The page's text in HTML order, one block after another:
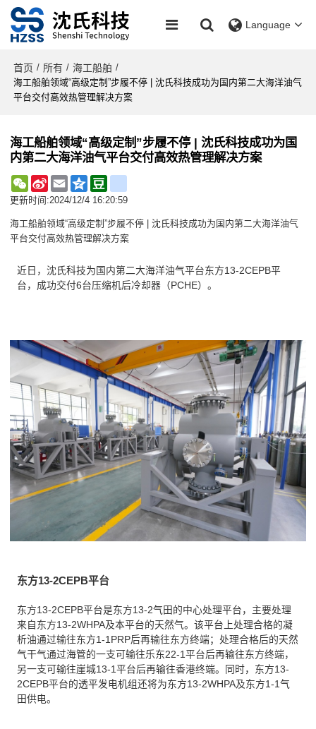
Language
首页 / 所有 / 海工船舶 /
海工船舶领域“高级定制”步履不停 | 沈氏科技成功为国内第二大海洋油气
平台交付高效热管理解决方案
海工船舶领域“高级定制”步履不停 | 沈氏科技成功为国
内第二大海洋油气平台交付高效热管理解决方案
WeChat
Sina
Weibo
Email Qzone
更新时间:2024/12/4 16:20:59
海工船舶领域“高级定制”步履不停 | 沈氏科技成功为国内第二大海洋油气
平台交付高效热管理解决方案
近日，沈氏科技为国内第二大海洋油气平台东方13-2CEPB平
台，成功交付6台压缩机后冷却器（PCHE）。
东方13-2CEPB平台
东方13-2CEPB平台是东方13-2气田的中心处理平台，主要处理
来自东方13-2WHPA及本平台的天然气。该平台上处理合格的凝
析油通过输往东方1-1PRP后再输往东方终端；处理合格后的天然
气干气通过海管的一支可输往乐东22-1平台后再输往东方终端，
另一支可输往崖城13-1平台后再输往香港终端。同时，东方13-
2CEPB平台的透平发电机组还将为东方13-2WHPA及东方1-1气
田供电。